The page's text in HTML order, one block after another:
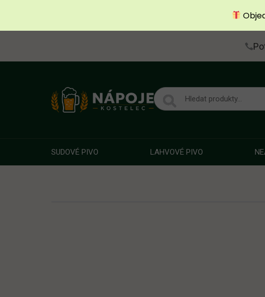
SUDOVÉ PIVO LAHVOVÉ PIVO